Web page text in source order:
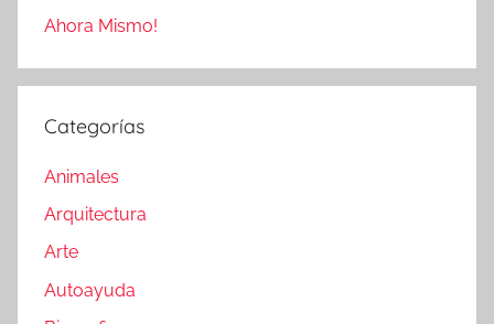
Ahora Mismo!
Categorías
Animales
Arquitectura
Arte
Autoayuda